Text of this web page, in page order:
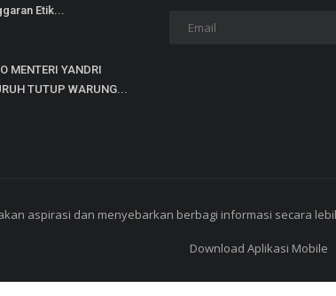
Etik...
MENTERI YANDRI
TUTUP WARUNG...
aspirasi dan menyebarkan berbagi informasi secara
Download Aplikasi Mobile